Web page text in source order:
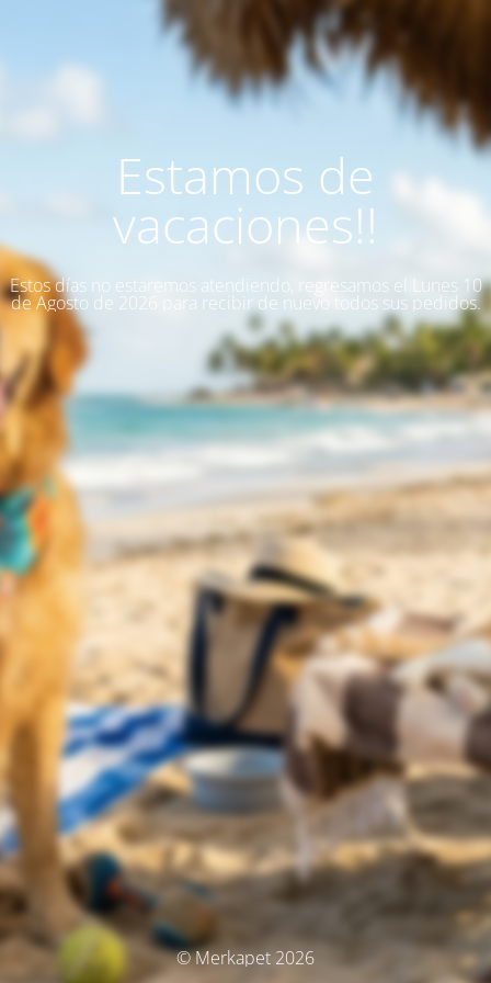
Estamos de
vacaciones!!
Estos días no estaremos atendiendo, regresamos el Lunes 10
de Agosto de 2026 para recibir de nuevo todos sus pedidos.
© Merkapet 2026